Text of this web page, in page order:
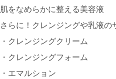
肌をなめらかに整える美容液
さらに！クレンジングや乳液の
・クレンジングクリーム
・クレンジングフォーム
・エマルション